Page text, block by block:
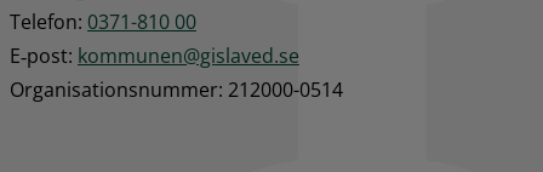
Telefon: 0371-810 00
E‑post: kommunen@gislaved.se
Organisationsnummer: 212000-0514